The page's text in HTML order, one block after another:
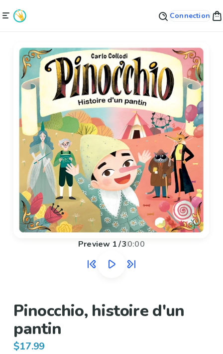
Connection
Preview 1/30:00
Pinocchio, histoire d'un
pantin
$17.99